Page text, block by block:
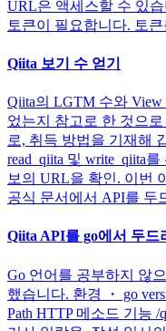
URL은 액세스할 수 있
토큰이 필요합니다. 토
Qiita 보기 수 얻기
Qiita의 LGTM 수와
었는지 참고로 한 것으
로, 취득 방법을 기재해
read_qiita 및 write_qiita
보의 URL을 확인. 이번
공식 문서에서 API를 두
Qiita API를 go에서 두드
Go 언어를 공부하지 않
했습니다. 환경 ・ go
Path HTTP 메소드 기능 /